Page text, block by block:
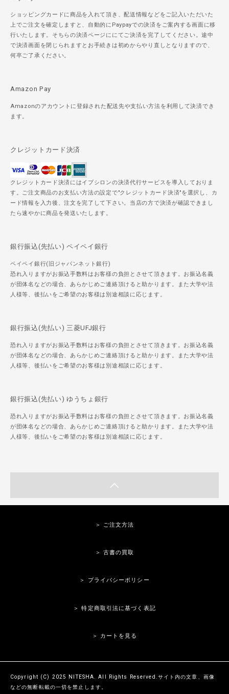
ショッピングカードに商品を入れて頂き、配送情報などをご記入いただいた
上でご注文を確定しますと、自動的にPaypayでの決済をご案内する画面に移
行いたします。そちらの決済ページににてご決済を完了してください。途中
で決済画面を閉じられますとお手続きは初めからやり直しとなりますので、
何卒ご了承ください。
Amazon Pay
Amazonのアカウントに登録された配送先や支払い方法を利用して決済でき
ます。
クレジットカード決済
クレジットカード決済にはイプシロンの決済代行サービスを導入しておりま
す。ご注文商品のお支払い方法の設定で"クレジットカード決済"を選択し、カ
ード情報を入力後、注文を完了して下さい。当店の方で決済が確認できまし
たら速やかに商品を発送いたします。
銀行振込(先払い) ペイペイ銀行
ペイペイ銀行(旧ジャパンネット銀行)
恐れ入りますがお振込手数料はお客様の負担とさせて頂きます。お振込名義
が団体名などの場合、あらかじめご連絡頂けると助かります。また大学や法
人様等、後払いをご希望のお客様は別途相談に応じます。
銀行振込(先払い) 三菱UFJ銀行
恐れ入りますがお振込手数料はお客様の負担とさせて頂きます。お振込名義
が団体名などの場合、あらかじめご連絡頂けると助かります。また大学や法
人様等、後払いをご希望のお客様は別途相談に応じます。
銀行振込(先払い) ゆうちょ銀行
恐れ入りますがお振込手数料はお客様の負担とさせて頂きます。お振込名義
が団体名などの場合、あらかじめご連絡頂けると助かります。また大学や法
人様等、後払いをご希望のお客様は別途相談に応じます。
＞ ご注文方法
＞ 古書の買取
＞ プライバシーポリシー
＞ 特定商取引法に基づく表記
＞ カートを見る
Copyright (C) 2025 NITESHA. All Rights Reserved.サイト内の文章、画像
などの無断転載の一切を禁止します。